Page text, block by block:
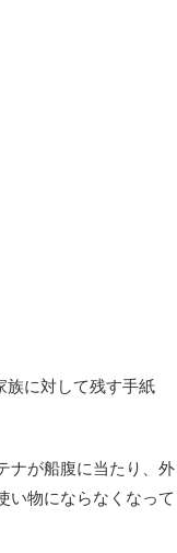
族に対して残す手紙
ナが船腹に当たり、外
い物にならなくなって